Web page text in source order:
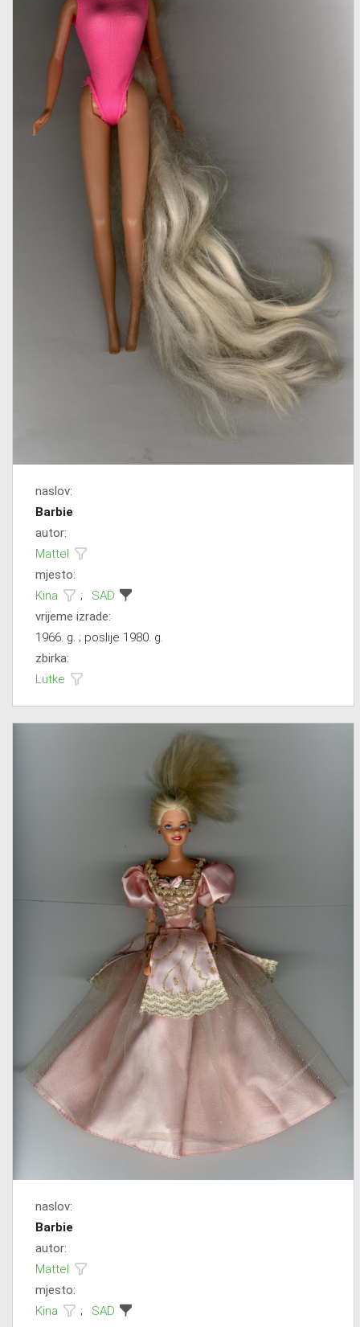
naslov:
Barbie
autor:
Mattel
mjesto:
Kina
;
SAD
vrijeme izrade:
1966. g. ; poslije 1980. g.
zbirka:
Lutke
naslov:
Barbie
autor:
Mattel
mjesto:
Kina
;
SAD